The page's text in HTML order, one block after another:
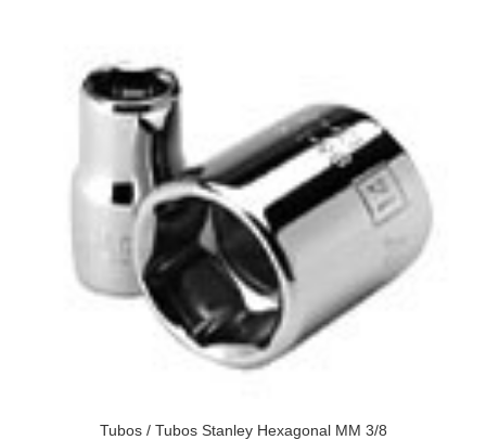
Tubos/ Tubos Stanley Hexagonal MM 3/8